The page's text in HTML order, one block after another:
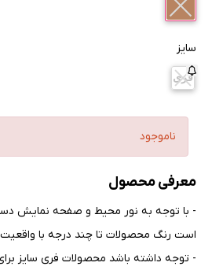
سایز
فری
ناموجود
معرفی محصول
- با توجه به نور محیط و صفحه نمایش
است رنگ محصولات تا چند درجه با
- توجه داشته باشد محصولات فری سایز